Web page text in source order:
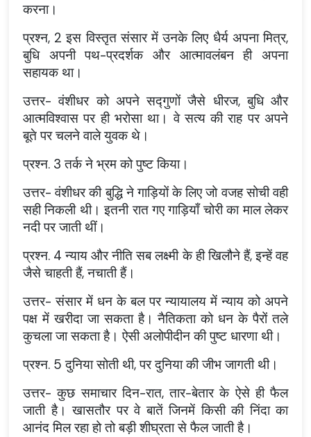
करना।
प्रश्न, 2 इस विस्तृत संसार में उनके लिए धैर्य अपना मित्र,
बुधि अपनी पथ-प्रदर्शक और आत्मावलंबन ही अपना
सहायक था।
उत्तर- वंशीधर को अपने सद्गुणों जैसे धीरज, बुधि और
आत्मविश्वास पर ही भरोसा था। वे सत्य की राह पर अपने
बूते पर चलने वाले युवक थे।
प्रश्न. 3 तर्क ने भ्रम को पुष्ट किया।
उत्तर- वंशीधर की बुद्धि ने गाड़ियों के लिए जो वजह सोची वही
सही निकली थी। इतनी रात गए गाड़ियाँ चोरी का माल लेकर
नदी पर जाती थीं।
प्रश्न. 4 न्याय और नीति सब लक्ष्मी के ही खिलौने हैं, इन्हें वह
जैसे चाहती हैं, नचाती हैं।
उत्तर- संसार में धन के बल पर न्यायालय में न्याय को अपने
पक्ष में खरीदा जा सकता है। नैतिकता को धन के पैरों तले
कुचला जा सकता है। ऐसी अलोपीदीन की पुष्ट धारणा थी।
प्रश्न. 5 दुनिया सोती थी, पर दुनिया की जीभ जागती थी।
उत्तर- कुछ समाचार दिन-रात, तार-बेतार के ऐसे ही फैल
जाती है। खासतौर पर वे बातें जिनमें किसी की निंदा का
आनंद मिल रहा हो तो बड़ी शीघ्रता से फैल जाती है।